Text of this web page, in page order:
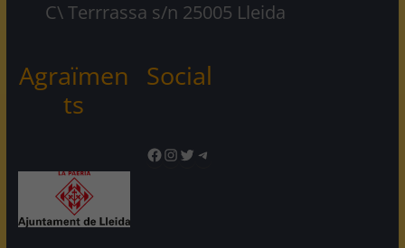
C\ Terrrassa s/n 25005 Lleida
Agraïmen
ts
Social
Facebook
Instagram
TwitterTelegram